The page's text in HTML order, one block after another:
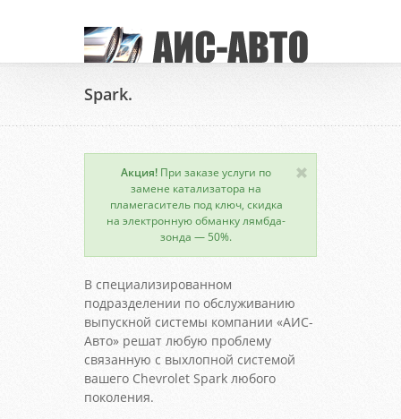
Spark.
Акция! При заказе услуги по
замене катализатора на
пламегаситель под ключ, скидка
на электронную обманку лямбда-
зонда — 50%.
В специализированном
подразделении по обслуживанию
выпускной системы компании «АИС-
Авто» решат любую проблему
связанную с выхлопной системой
вашего Chevrolet Spark любого
поколения.